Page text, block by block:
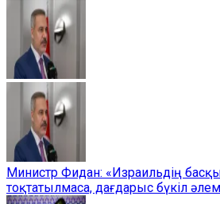
Министр Фидан: «Израильдің
тоқтатылмаса, дағдарыс бүкіл